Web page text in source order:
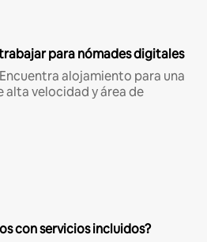
para nómades digitales
alojamiento para una
velocidad y área de
con servicios incluidos?